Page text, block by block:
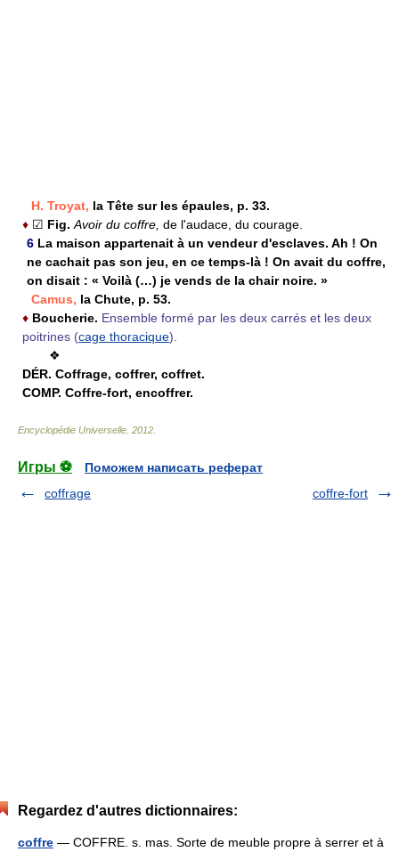
H. Troyat, la Tête sur les épaules, p. 33.
♦ ☑ Fig. Avoir du coffre, de l'audace, du courage.
6 La maison appartenait à un vendeur d'esclaves. Ah ! On
ne cachait pas son jeu, en ce temps-là ! On avait du coffre,
on disait : « Voilà (…) je vends de la chair noire. »
Camus, la Chute, p. 53.
♦ Boucherie. Ensemble formé par les deux carrés et les deux
poitrines (cage thoracique).
❖
DÉR. Coffrage, coffrer, coffret.
COMP. Coffre-fort, encoffrer.
Encyclopédie Universelle 2012
Игры ⚽
Поможем написать реферат
coffrage
coffre-fort
Regardez d'autres dictionnaires:
coffre — COFFRE. s. mas. Sorte de meuble propre à serrer et à